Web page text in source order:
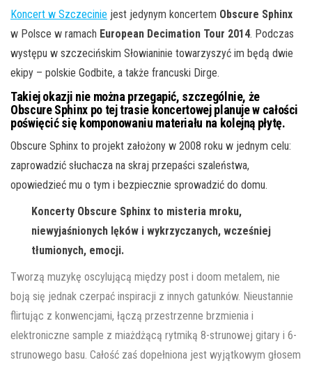
Koncert w Szczecinie jest jedynym koncertem Obscure Sphinx
w Polsce w ramach European Decimation Tour 2014. Podczas
występu w szczecińskim Słowianinie towarzyszyć im będą dwie
ekipy – polskie Godbite, a także francuski Dirge.
Takiej okazji nie można przegapić, szczególnie, że
Obscure Sphinx po tej trasie koncertowej planuje w całości
poświęcić się komponowaniu materiału na kolejną płytę.
Obscure Sphinx to projekt założony w 2008 roku w jednym celu:
zaprowadzić słuchacza na skraj przepaści szaleństwa,
opowiedzieć mu o tym i bezpiecznie sprowadzić do domu.
Koncerty Obscure Sphinx to misteria mroku,
niewyjaśnionych lęków i wykrzyczanych, wcześniej
tłumionych, emocji.
Tworzą muzykę oscylującą między post i doom metalem, nie
boją się jednak czerpać inspiracji z innych gatunków. Nieustannie
flirtując z konwencjami, łączą przestrzenne brzmienia i
elektroniczne sample z miażdżącą rytmiką 8-strunowej gitary i 6-
strunowego basu. Całość zaś dopełniona jest wyjątkowym głosem